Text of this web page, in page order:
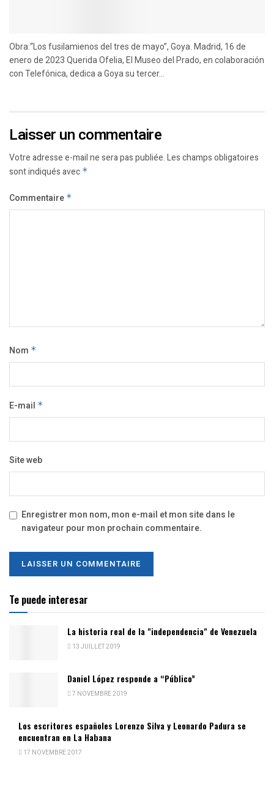
Obra:“Los fusilamienos del tres de mayo”, Goya. Madrid, 16 de
enero de 2023 Querida Ofelia, El Museo del Prado, en colaboración
con Telefónica, dedica a Goya su tercer...
Laisser un commentaire
Votre adresse e-mail ne sera pas publiée.Les champs obligatoires
sont indiqués avec *
Commentaire *
Nom *
E-mail *
Site web
Enregistrer mon nom, mon e-mail et mon site dans le
navigateur pour mon prochain commentaire.
Te puede interesar
La historia real de la "independencia" de Venezuela
13 JUILLET 2019
Daniel López responde a “Público”
7 NOVEMBRE 2019
Los escritores españoles Lorenzo Silva y Leonardo Padura se
encuentran en La Habana
17 NOVEMBRE 2017